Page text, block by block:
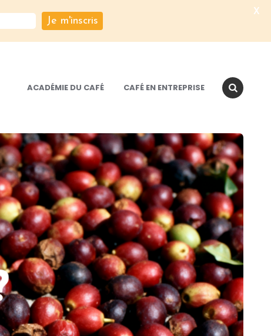
ACADÉMIE DU CAFÉ CAFÉ EN ENTREPRISE
Je m'inscris
X